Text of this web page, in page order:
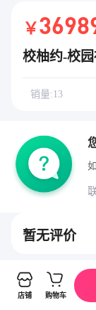
￥
校柚约-校
销量:13
暂无评价
店铺 购物车